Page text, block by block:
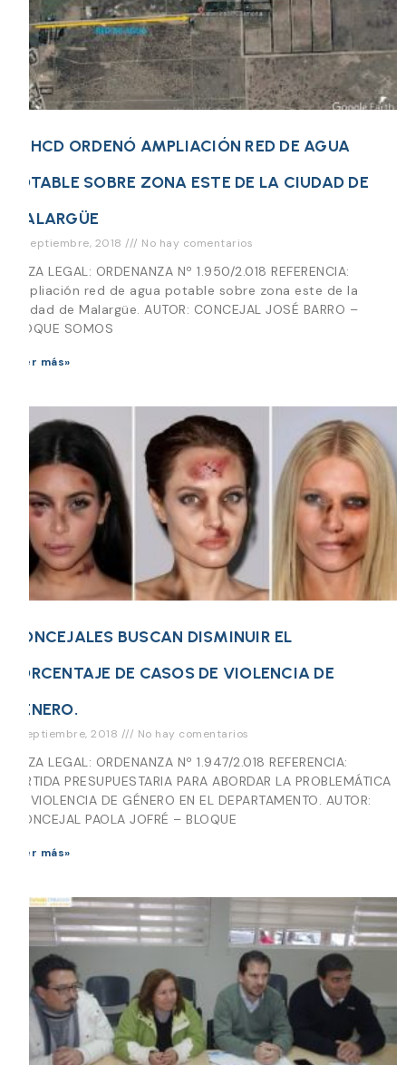
EL HCD ORDENÓ AMPLIACIÓN RED DE AGUA
POTABLE SOBRE ZONA ESTE DE LA CIUDAD DE
MALARGÜE
18 septiembre, 2018 No hay comentarios
PIEZA LEGAL: ORDENANZA Nº 1.950/2.018 REFERENCIA:
Ampliación red de agua potable sobre zona este de la
Ciudad de Malargüe. AUTOR: CONCEJAL JOSÉ BARRO –
BLOQUE SOMOS
Leer más»
CONCEJALES BUSCAN DISMINUIR EL
PORCENTAJE DE CASOS DE VIOLENCIA DE
GÉNERO.
6 septiembre, 2018 No hay comentarios
PIEZA LEGAL: ORDENANZA Nº 1.947/2.018 REFERENCIA:
PARTIDA PRESUPUESTARIA PARA ABORDAR LA PROBLEMÁTICA
DE VIOLENCIA DE GÉNERO EN EL DEPARTAMENTO. AUTOR:
CONCEJAL PAOLA JOFRÉ – BLOQUE
Leer más»